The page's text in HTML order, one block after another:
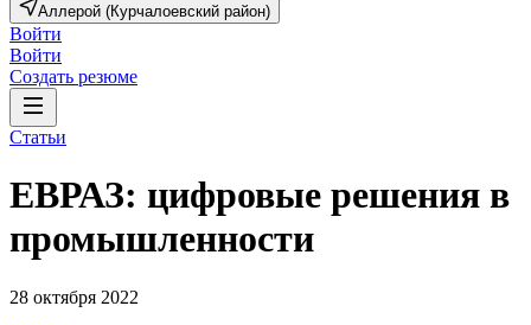
Аллерой (Курчалоевский район)
Войти
Войти
Создать резюме
Статьи
ЕВРАЗ: цифровые решения в
промышленности
28 октября 2022